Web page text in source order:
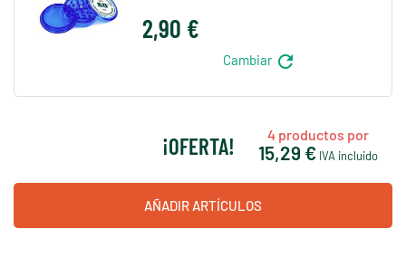
2,90 €
Cambiar refresh
¡OFERTA! 4 productos por
15,29 € IVA incluido
AÑADIR ARTÍCULOS